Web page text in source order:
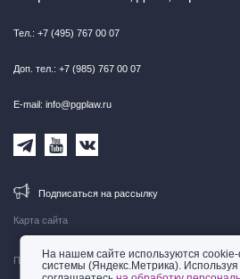
Карта сайта
Правовая информация
Тел.: +7 (495) 767 00 07
Доп. тел.: +7 (985) 767 00 07
E-mail: info@pgplaw.ru
Подписаться на рассылку
На нашем сайте используются
системы (Яндекс.Метрика).